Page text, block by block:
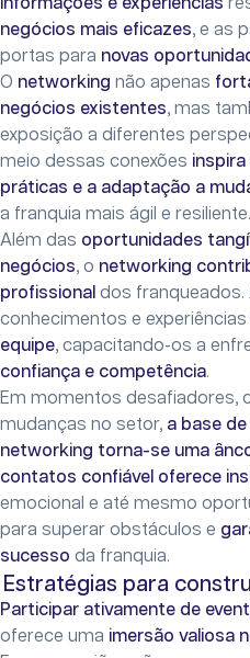
informações e experiências
negócios mais eficazes, e as
portas para novas
O networking não apenas
negócios existentes, mas
exposição a diferentes
meio dessas conexões
práticas e a adaptação a
a franquia mais ágil e resiliente.
Além das oportunidades
negócios, o networking
profissional dos
conhecimentos e experiências
equipe, capacitando-os a
confiança e competência.
Em momentos desafiadores,
mudanças no setor, a base
networking torna-se uma
contatos confiável oferece
emocional e até mesmo
para superar obstáculos e
sucesso da franquia.
Estratégias para
Participar ativamente de
oferece uma imersão valiosa